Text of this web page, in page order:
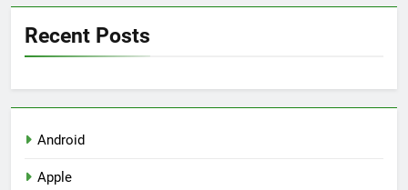
Recent Posts
Android
Apple